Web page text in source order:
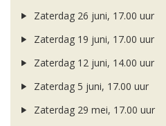
Zaterdag 26 juni, 17.00 uur
Zaterdag 19 juni, 17.00 uur
Zaterdag 12 juni, 14.00 uur
Zaterdag 5 juni, 17.00 uur
Zaterdag 29 mei, 17.00 uur